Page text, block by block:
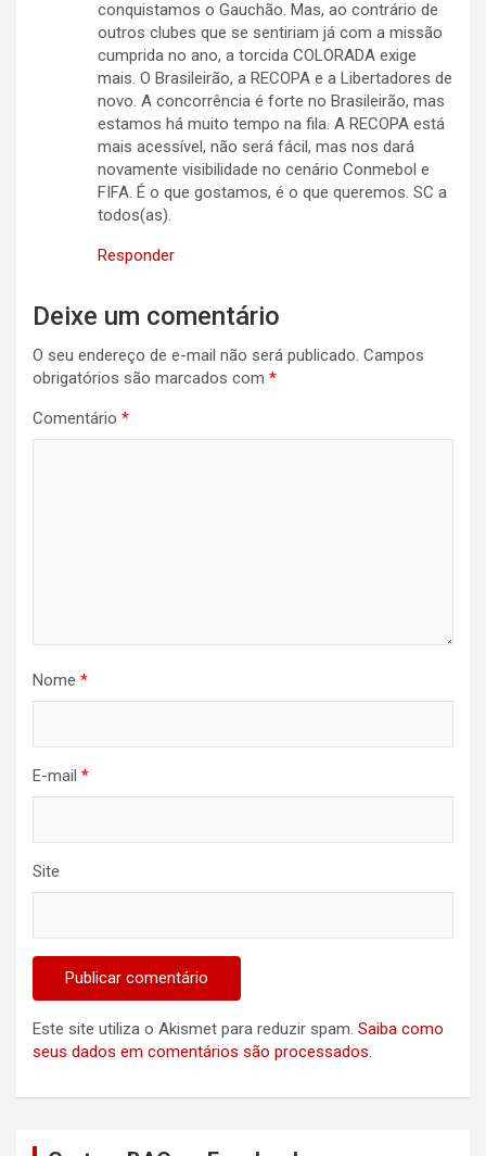
conquistamos o Gauchão. Mas, ao contrário de
outros clubes que se sentiriam já com a missão
cumprida no ano, a torcida COLORADA exige
mais. O Brasileirão, a RECOPA e a Libertadores de
novo. A concorrência é forte no Brasileirão, mas
estamos há muito tempo na fila. A RECOPA está
mais acessível, não será fácil, mas nos dará
novamente visibilidade no cenário Conmebol e
FIFA. É o que gostamos, é o que queremos. SC a
todos(as).
Responder
Deixe um comentário
O seu endereço de e-mail não será publicado. Campos
obrigatórios são marcados com *
Comentário *
Nome *
E-mail *
Site
Este site utiliza o Akismet para reduzir spam. Saiba como
seus dados em comentários são processados.